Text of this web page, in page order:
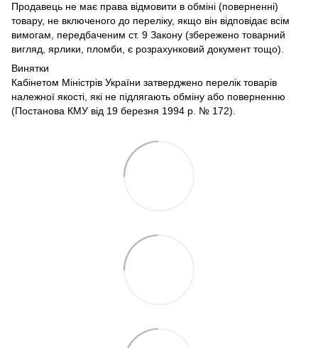
Продавець не має права відмовити в обміні (поверненні)
товару, не включеного до переліку, якщо він відповідає всім
вимогам, передбаченим ст. 9 Закону (збережено товарний
вигляд, ярлики, пломби, є розрахунковий документ тощо).
Винятки
Кабінетом Міністрів України затверджено перелік товарів
належної якості, які не підлягають обміну або поверненню
(Постанова КМУ від 19 березня 1994 р. № 172).